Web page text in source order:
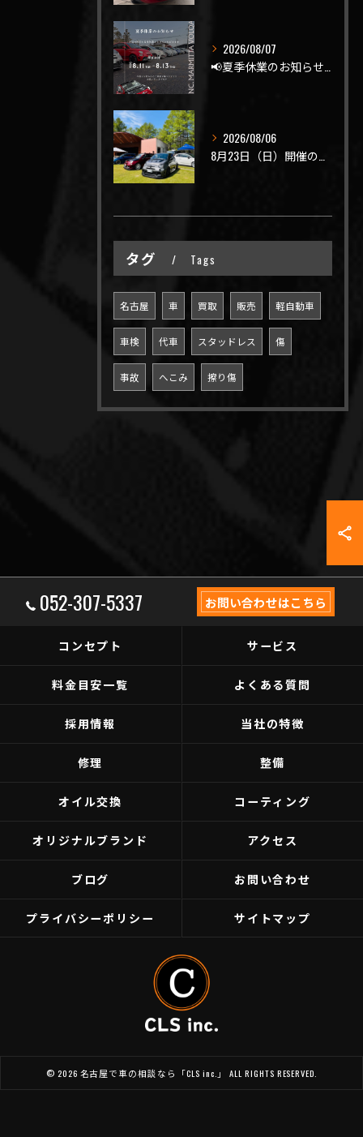
2026/08/07
2026/08/06
タグ Tags
名古屋 車 買取 販売 軽自動車
車検 代車 スタッドレス 傷
事故 へこみ 擦り傷
052-307-5337 お問い合わせはこちら
コンセプト サービス
料金目安一覧 よくある質問
採用情報 当社の特徴
修理 整備
オイル交換 コーティング
オリジナルブランド アクセス
ブログ お問い合わせ
プライバシーポリシー サイトマップ
© 2026 名古屋で車の相談なら「CLS inc.」 ALL RIGHTS RESERVED.